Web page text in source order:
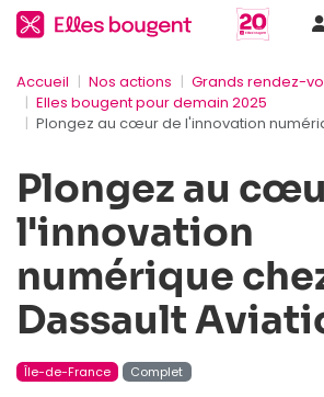
Accueil Nos actions
Grands rendez-
Elles bougent pour demain 2025
Plongez au cœur de l'innovation
Plongez au
l'innovation
numérique
Dassault
Île-de-France Complet